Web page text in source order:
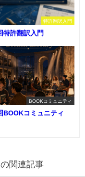
特許翻訳入門
特許翻訳入門
BOOKコミュニティ
BOOKコミュニティ
の関連記事